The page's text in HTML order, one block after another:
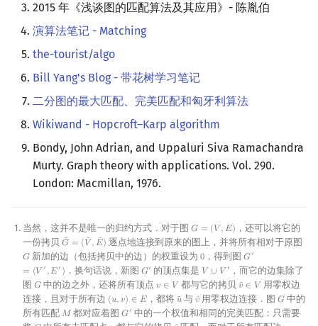
2015 年《浅谈图的匹配算法及其应用》- 陈胤伯
演算法笔记 - Matching
the-tourist/algo
Bill Yang's Blog - 带花树学习笔记
二分图的最大匹配、完美匹配和匈牙利算法
Wikiwand - Hopcroft–Karp algorithm
Bondy, John Adrian, and Uppaluri Siva Ramachandra
Murty. Graph theory with applications. Vol. 290.
London: Macmillan, 1976.
当然，这并不是唯一的归约方式．对于图 𝐺 = (𝑉,𝐸)
G= (V E )
，还可以将它的
一份拷贝 ˜
𝐺 = (˜
𝑉, ˜
𝐸)
G~ =( V ~,E ~) 逐点地连接到原来的图上，并将所有相对于原图
𝐺
G 新加的边（包括拷贝中的边）的权重设为0
0 ，得到图𝐺′
= (𝑉 ′ ,𝐸′ )
G′ =
．换句话说，新图 𝐺′
G′ 的顶点集是 𝑉 ∪ 𝑉 ′
V∪V ′
，而它的边集除了
图 𝐺
G 中的边之外，还将所有顶点𝑣 ∈ 𝑉
v ∈V 都与它的拷贝 ˜
𝑣 ∈ 𝑉
v~∈ V用零权边
连接，且对于所有边 (𝑢,𝑣) ∈ 𝐸
(u,v)∈ E ，都将 ˜
𝑢
u~与˜
𝑣
v ~用零权边连接．图𝐺
G 中的
所有匹配 𝑀
M 都对应着图𝐺′
G′ 中的一个权值和相同的完美匹配：只需要